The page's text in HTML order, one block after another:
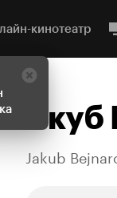
кинотеатр
Jakub